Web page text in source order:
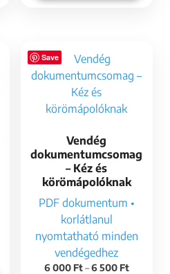
Save
Vendég
dokumentumcsomag
– Kéz és
körömápolóknak
PDF dokumentum •
korlátlanul
nyomtatható minden
vendégedhez
6 000 Ft–6 500 Ft